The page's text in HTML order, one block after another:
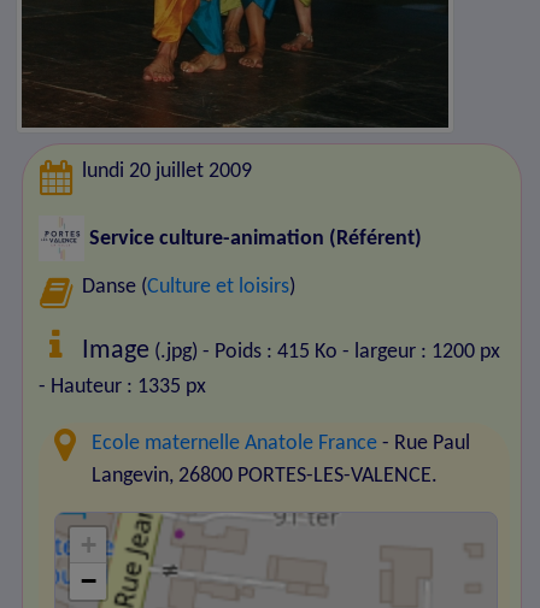
lundi 20 juillet 2009
Service culture-animation (Référent)
Danse (Culture et loisirs)
Image (.jpg) - Poids : 415 Ko - largeur : 1200 px
- Hauteur : 1335 px
Ecole maternelle Anatole France - Rue Paul
Langevin, 26800 PORTES-LES-VALENCE.
+
−